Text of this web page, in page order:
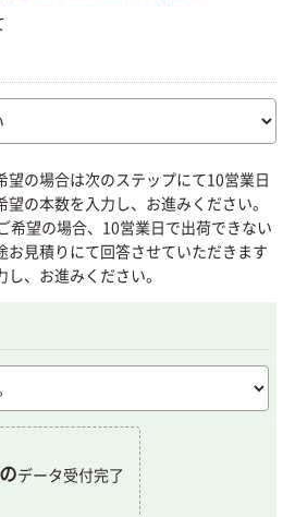
の場合は次のステップにて10営業日
の本数を入力し、お進みください。
望の場合、10営業日で出荷できない
お見積りにて回答させていただきます
、お進みください。
データ受付完了